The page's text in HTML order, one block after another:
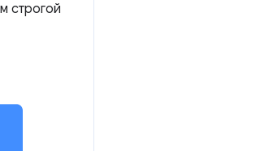
строгой